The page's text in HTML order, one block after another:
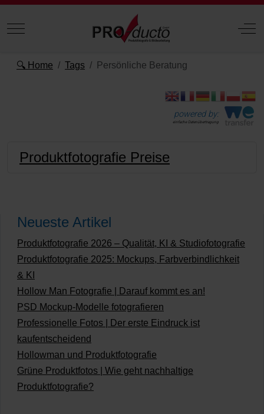
Mobile Menu Toggle Off-
🔍 Home Tags Persönliche Beratung
powered by:
einfache Datenübertragung
Produktfotografie Preise
Neueste Artikel
Produktfotografie 2026 – Qualität, KI & Studiofotografie
Produktfotografie 2025: Mockups, Farbverbindlichkeit
& KI
Hollow Man Fotografie | Darauf kommt es an!
PSD Mockup-Modelle fotografieren
Professionelle Fotos | Der erste Eindruck ist
kaufentscheidend
Hollowman und Produktfotografie
Grüne Produktfotos | Wie geht nachhaltige
Produktfotografie?